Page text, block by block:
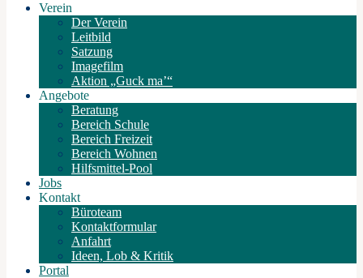
Verein
Der Verein
Leitbild
Satzung
Imagefilm
Aktion „Guck ma’“
Angebote
Beratung
Bereich Schule
Bereich Freizeit
Bereich Wohnen
Hilfsmittel-Pool
Jobs
Kontakt
Büroteam
Kontaktformular
Anfahrt
Ideen, Lob & Kritik
Portal